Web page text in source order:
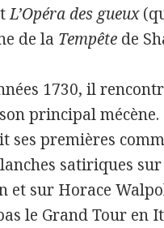
L’Opéra des gueux
de la Tempête de
1730, il
principal mécène.
ses premières
satiriques
et sur Horace
le Grand Tour en